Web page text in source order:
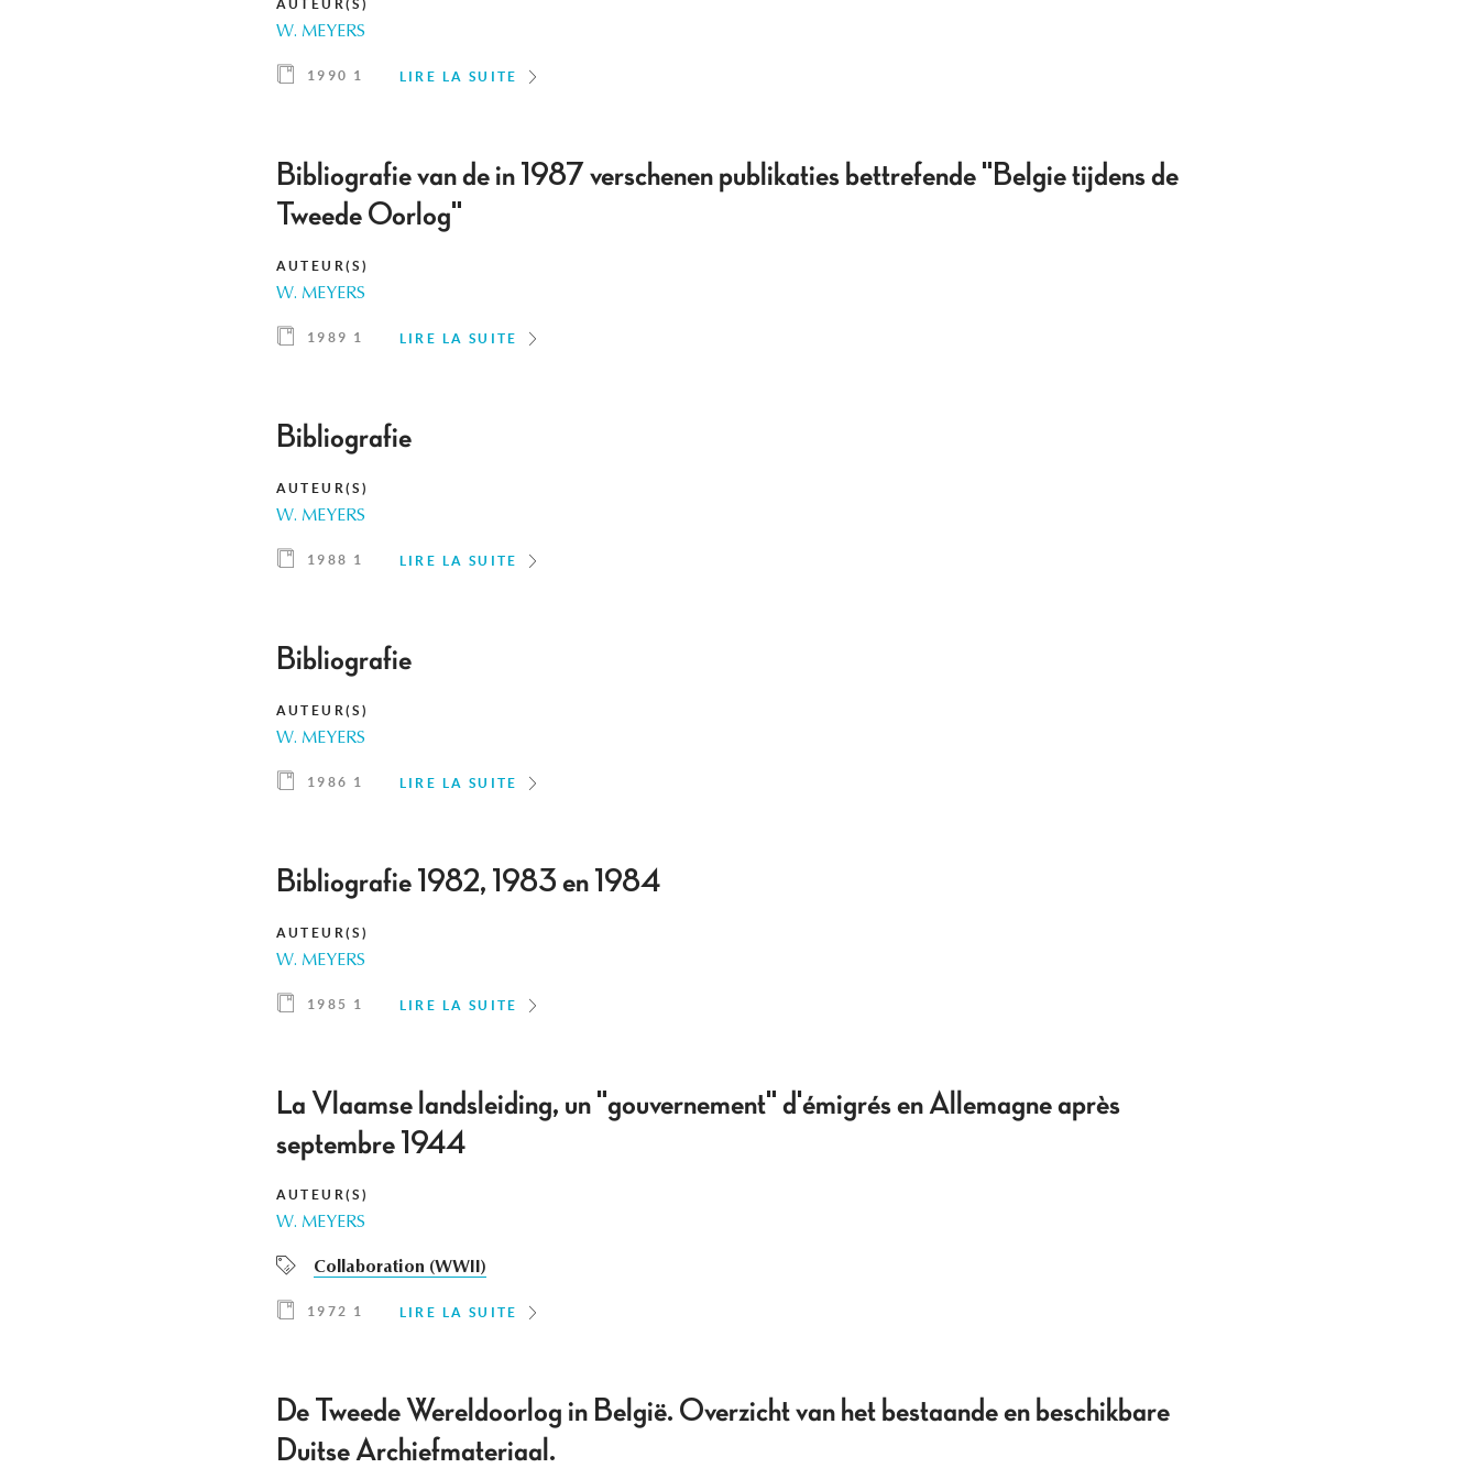
AUTEUR(S)
W. MEYERS
1990 1 LIRE LA SUITE
Bibliografie van de in 1987 verschenen publikaties bettrefende "Belgie tijdens de
Tweede Oorlog"
AUTEUR(S)
W. MEYERS
1989 1 LIRE LA SUITE
Bibliografie
AUTEUR(S)
W. MEYERS
1988 1 LIRE LA SUITE
Bibliografie
AUTEUR(S)
W. MEYERS
1986 1 LIRE LA SUITE
Bibliografie 1982, 1983 en 1984
AUTEUR(S)
W. MEYERS
1985 1 LIRE LA SUITE
La Vlaamse landsleiding, un "gouvernement" d'émigrés en Allemagne après
septembre 1944
AUTEUR(S)
W. MEYERS
Collaboration (WWII)
1972 1 LIRE LA SUITE
De Tweede Wereldoorlog in België. Overzicht van het bestaande en beschikbare
Duitse Archiefmateriaal.